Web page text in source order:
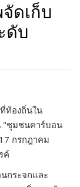
ดเก็บ
ดับ
ท้องถิ่นใน
"ชุมชนคาร์บอน
กรกฎาคม
ค์
กระจกและ